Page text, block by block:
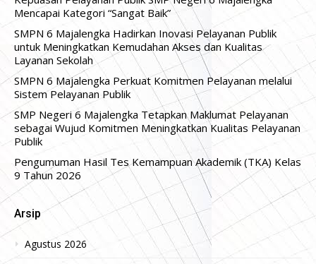
Mencapai Kategori “Sangat Baik”
SMPN 6 Majalengka Hadirkan Inovasi Pelayanan Publik
untuk Meningkatkan Kemudahan Akses dan Kualitas
Layanan Sekolah
SMPN 6 Majalengka Perkuat Komitmen Pelayanan melalui
Sistem Pelayanan Publik
SMP Negeri 6 Majalengka Tetapkan Maklumat Pelayanan
sebagai Wujud Komitmen Meningkatkan Kualitas Pelayanan
Publik
Pengumuman Hasil Tes Kemampuan Akademik (TKA) Kelas
9 Tahun 2026
Arsip
Agustus 2026